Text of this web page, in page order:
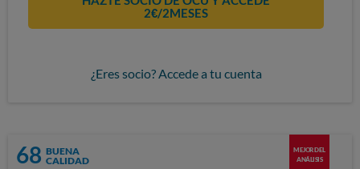
2€/2MESES
¿Eres socio? Accede a tu cuenta
68 BUENA
CALIDAD
MEJOR DEL
ANÁLISIS